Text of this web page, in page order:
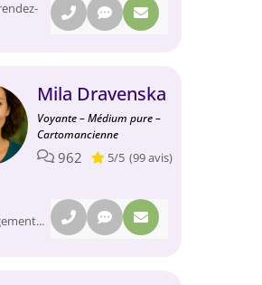
Mila Dravenska
Voyante – Médium pure –
Cartomancienne
962 5/5 (99 avis)